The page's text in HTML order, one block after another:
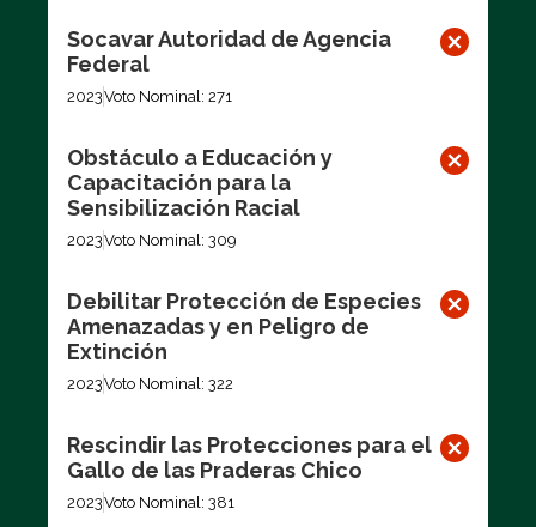
Socavar Autoridad de Agencia
Federal
2023Voto Nominal: 271
Obstáculo a Educación y
Capacitación para la
Sensibilización Racial
2023Voto Nominal: 309
Debilitar Protección de Especies
Amenazadas y en Peligro de
Extinción
2023Voto Nominal: 322
Rescindir las Protecciones para el
Gallo de las Praderas Chico
2023Voto Nominal: 381